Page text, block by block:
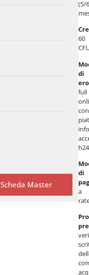
Scheda Master
(5/6
60
di
full
con
di
a